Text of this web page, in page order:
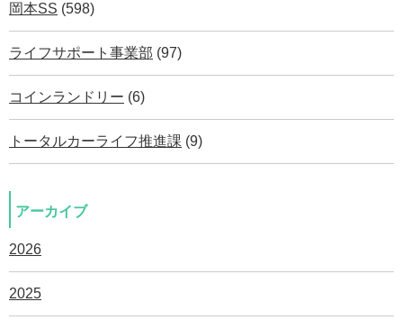
岡本SS (598)
ライフサポート事業部 (97)
コインランドリー (6)
トータルカーライフ推進課 (9)
アーカイブ
2026
2025